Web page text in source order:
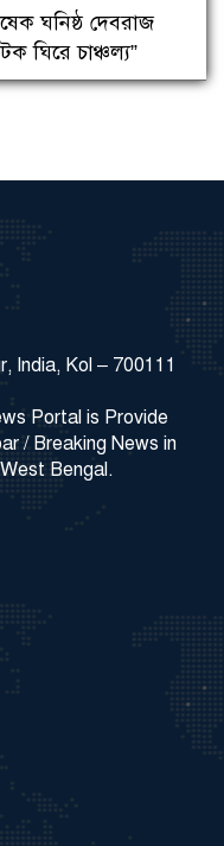
ঘনিষ্ঠ দেবরাজ
ঘিরে চাঞ্চল্য”
India, Kol – 700111
Portal is Provide
/ Breaking News in
Bengal.